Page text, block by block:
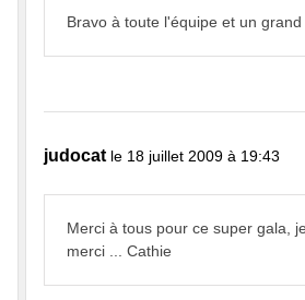
Bravo à toute l'équipe et un
judocat le 18 juillet 2009 à 19:43
Merci à tous pour ce super gala,
merci ... Cathie